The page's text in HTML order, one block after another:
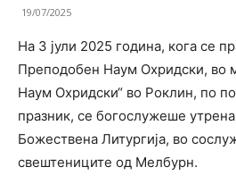
19/07/2025
На 3 јули 2025 година, кога се
Преподобен Наум Охридски, во
Наум Охридски“ во Роклин, по
празник, се богослужеше
Божествена Литургија, во
свештениците од Мелбурн.